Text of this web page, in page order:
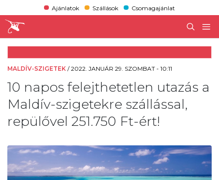
Ajánlatok Szállások Csomagajánlat
MALDÍV-SZIGETEK /2022. JANUÁR 29. SZOMBAT - 10:11
10 napos felejthetetlen utazás a
Maldív-szigetekre szállással,
repülővel 251.750 Ft-ért!